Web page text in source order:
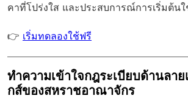
คาที่โปร่งใส และประสบการณ์การเริ่มต้นใ
👉 เริ่มทดลองใช้ฟรี
ทำความเข้าใจกฎระเบียบด้านลา
กส์ของสหราชอาณาจักร